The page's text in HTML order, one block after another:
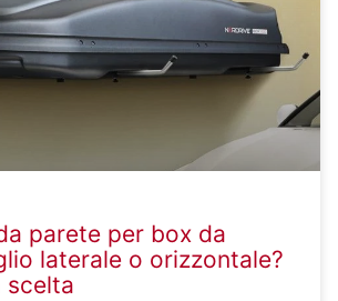
parete per box da
laterale o orizzontale?
scelta